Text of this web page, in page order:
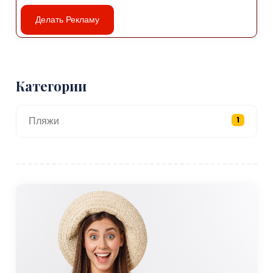
Район также известен своими учебными заведениями, а
кампус Авджылара Стамбульского университета
является одной из самых ярких особенностей района.
обслуживающих студентов. Сам кампус представляет
спокойную обстановку как для студентов, так и для
клиник и фитнес-центров, предлагающих полный спектр
услуг. . Парки и открытые пространства района также
являются площадками для активного отдыха: многие
люди пользуются прибрежными парками для пробежек,
езды на велосипеде или просто наслаждения видом на
Делать Рекламу
Категории
Пляжи 1